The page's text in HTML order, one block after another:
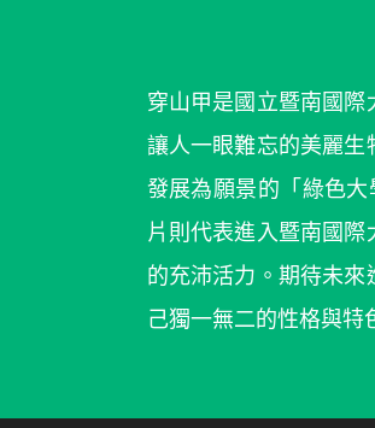
穿山甲是國立暨南國
讓人一眼難忘的美麗
發展為願景的「綠色
片則代表進入暨南國
的充沛活力。期待未
己獨一無二的性格與特